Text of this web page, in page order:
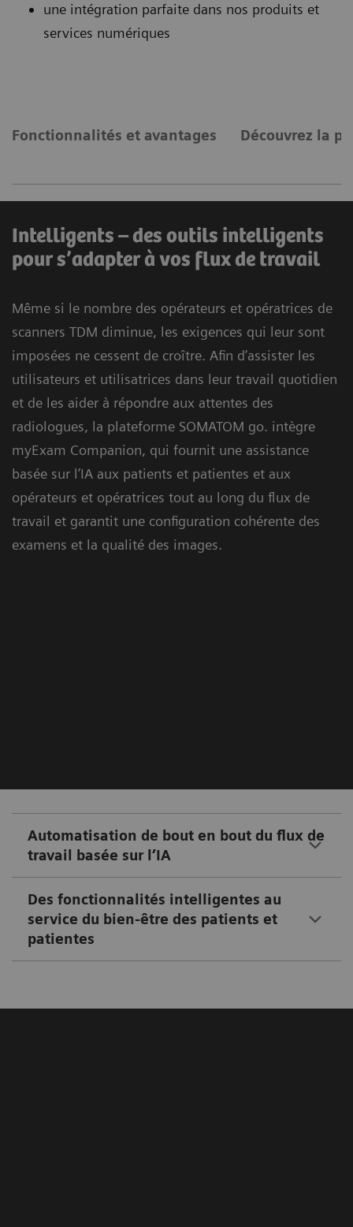
une intégration parfaite dans nos produits et
services numériques
Fonctionnalités et avantages Découvrez la
Intelligents – des outils intelligents
pour s’adapter à vos flux de travail
Même si le nombre des opérateurs et opératrices de
scanners TDM diminue, les exigences qui leur sont
imposées ne cessent de croître. Afin d’assister les
utilisateurs et utilisatrices dans leur travail quotidien
et de les aider à répondre aux attentes des
radiologues, la plateforme SOMATOM go. intègre
myExam Companion, qui fournit une assistance
basée sur l’IA aux patients et patientes et aux
opérateurs et opératrices tout au long du flux de
travail et garantit une configuration cohérente des
examens et la qualité des images.
Automatisation de bout en bout du flux de
travail basée sur l’IA
Des fonctionnalités intelligentes au
service du bien-être des patients et
patientes